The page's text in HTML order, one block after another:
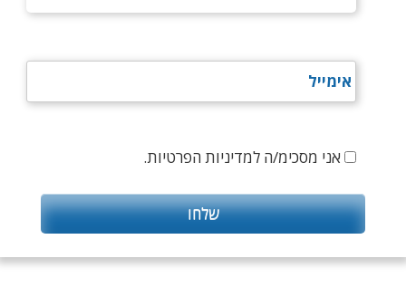
אני מסכימ/ה למדיניות הפרטיות.